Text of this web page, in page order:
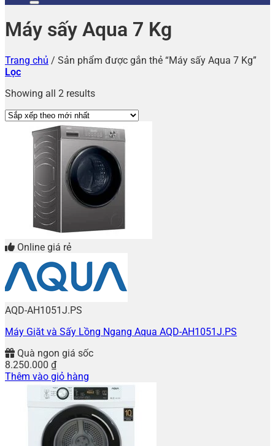
Máy sấy Aqua 7 Kg
Trang chủ / Sản phẩm được gắn thẻ “Máy sấy Aqua 7 Kg”
Lọc
Showing all 2 results
Online giá rẻ
AQD-AH1051J.PS
Máy Giặt và Sấy Lồng Ngang Aqua AQD-AH1051J.PS
Quà ngon giá sốc
8.250.000 ₫
Thêm vào giỏ hàng